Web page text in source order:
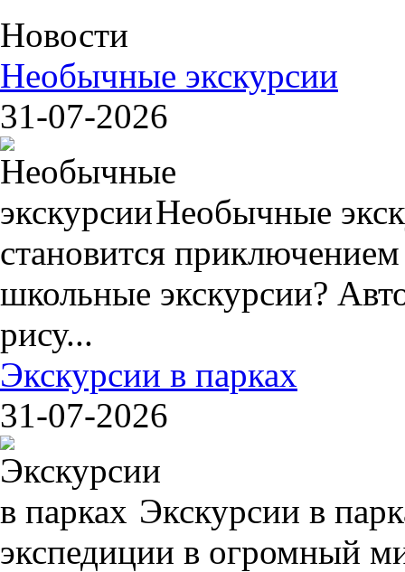
Новости
Необычные экскурсии
31-07-2026
Необычные
становится
школьные экскурсии?
рису...
Экскурсии в парках
31-07-2026
Экскурсии в
экспедиции в огромный